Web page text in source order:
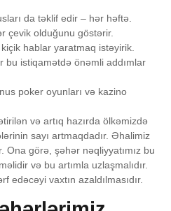
da təklif edir – hər həftə.
çevik olduğunu göstərir.
hablar yaratmaq istəyirik.
bu istiqamətdə önəmli addımlar
poker oyunları və kazino
və artıq hazırda ölkəmizdə
sayı artmaqdadır. Əhalimiz
Ona görə, şəhər nəqliyyatımız bu
və bu artımla uzlaşmalıdır.
edəcəyi vaxtın azaldılmasıdır.